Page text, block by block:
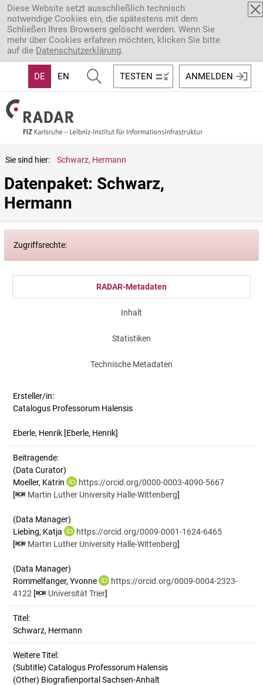
Direkt zum Inhalt
Diese Website setzt ausschließlich technisch
notwendige Cookies ein, die spätestens mit dem
Schließen Ihres Browsers gelöscht werden. Wenn Sie
mehr über Cookies erfahren möchten, klicken Sie bitte
auf die Datenschutzerklärung.
DE EN TESTEN ANMELDEN
Sie sind hier: Schwarz, Hermann
Datenpaket: Schwarz,
Hermann
Zugriffsrechte:
RADAR-Metadaten
Inhalt
Statistiken
Technische Metadaten
Ersteller/in:
Catalogus Professorum Halensis
Eberle, Henrik [Eberle, Henrik]
Beitragende:
(Data Curator)
Moeller, Katrin
https://orcid.org/0000-0003-4090-5667
[
Martin Luther University Halle-Wittenberg]
(Data Manager)
Liebing, Katja
https://orcid.org/0009-0001-1624-6465
[
Martin Luther University Halle-Wittenberg]
(Data Manager)
Rommelfanger, Yvonne
https://orcid.org/0009-0004-2323-
4122 [ Universität Trier]
Titel:
Schwarz, Hermann
Weitere Titel:
(Subtitle) Catalogus Professorum Halensis
(Other) Biografienportal Sachsen-Anhalt